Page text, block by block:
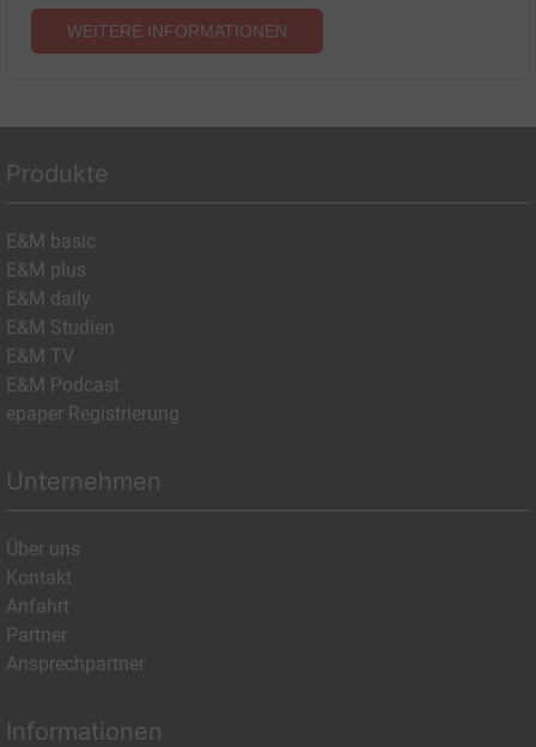
WEITERE INFORMATIONEN
Produkte
E&M basic
E&M plus
E&M daily
E&M Studien
E&M TV
E&M Podcast
epaper Registrierung
Unternehmen
Über uns
Kontakt
Anfahrt
Partner
Ansprechpartner
Informationen